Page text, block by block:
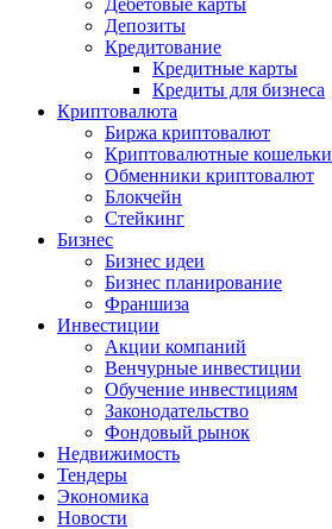
Дебетовые карты
Депозиты
Кредитование
Кредитные карты
Кредиты для бизнеса
Криптовалюта
Биржа криптовалют
Криптовалютные кошельки
Обменники криптовалют
Блокчейн
Стейкинг
Бизнес
Бизнес идеи
Бизнес планирование
Франшиза
Инвестиции
Акции компаний
Венчурные инвестиции
Обучение инвестициям
Законодательство
Фондовый рынок
Недвижимость
Тендеры
Экономика
Новости